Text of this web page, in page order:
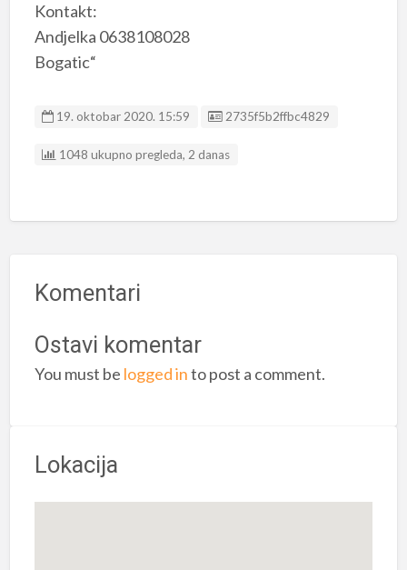
Kontakt:
Andjelka 0638108028
Bogatic“
19. oktobar 2020. 15:59 Listing ID
2735f5b2ffbc4829
1048 ukupno pregleda, 2 danas
Komentari
Ostavi komentar
You must be logged into post a comment.
Lokacija